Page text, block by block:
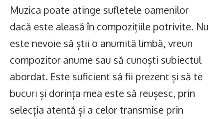
Muzica poate atinge sufletele oamenilor
dacă este aleasă în compozițiile potrivite. Nu
este nevoie să știi o anumită limbă, vreun
compozitor anume sau să cunoști subiectul
abordat. Este suficient să fii prezent și să te
bucuri și dorința mea este să reușesc, prin
selecția atentă și a celor transmise prin